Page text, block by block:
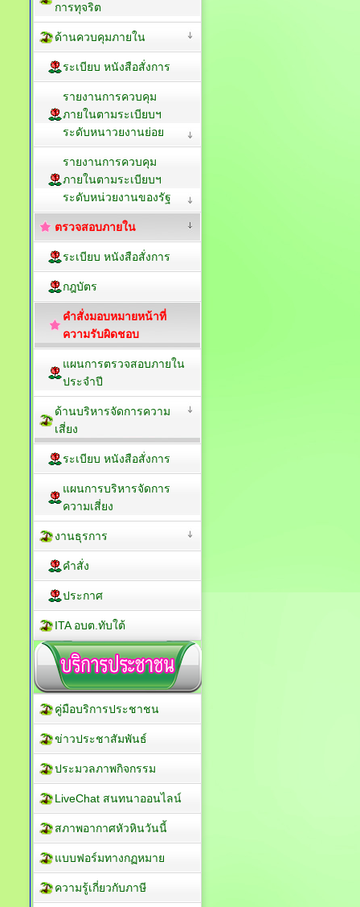
การทุจริต
ด้านควบคุมภายใน
ระเบียบ หนังสือสั่งการ
รายงานการควบคุม
ภายในตามระเบียบฯ
ระดับหนาวยงานย่อย
รายงานการควบคุม
ภายในตามระเบียบฯ
ระดับหน่วยงานของรัฐ
ตรวจสอบภายใน
ระเบียบ หนังสือสั่งการ
กฎบัตร
คำสั่งมอบหมายหน้าที่
ความรับผิดชอบ
แผนการตรวจสอบภายใน
ประจำปี
ด้านบริหารจัดการความ
เสี่ยง
ระเบียบ หนังสือสั่งการ
แผนการบริหารจัดการ
ความเสี่ยง
งานธุรการ
คำสั่ง
ประกาศ
ITA อบต.ทับใต้
คู่มือบริการประชาชน
ข่าวประชาสัมพันธ์
ประมวลภาพกิจกรรม
LiveChat สนทนาออนไลน์
สภาพอากาศหัวหินวันนี้
แบบฟอร์มทางกฏหมาย
ความรู้เกี่ยวกับภาษี